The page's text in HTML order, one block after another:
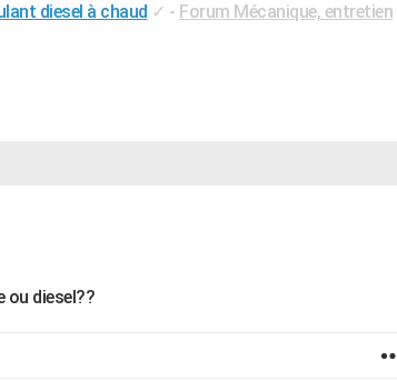
diesel à chaud ✓ - Forum Mécanique, entretien
ou diesel??